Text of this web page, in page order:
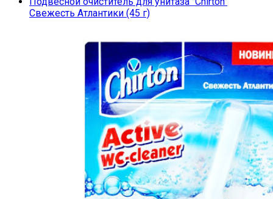
Свежесть Атлантики (45 г)